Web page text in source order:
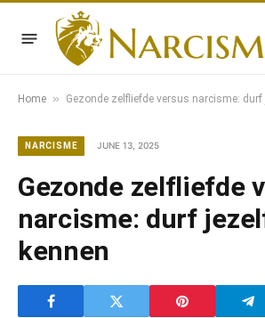
Home » Gezonde zelfliefde versus narcisme: durf
NARCISME JUNE 13, 2025
Gezonde zelfliefde
narcisme: durf
kennen